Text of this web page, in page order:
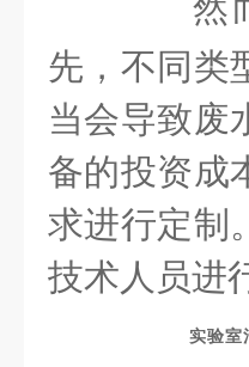
先，不同类
当会导致废
备的投资成
求进行定制
技术人员进
实验室